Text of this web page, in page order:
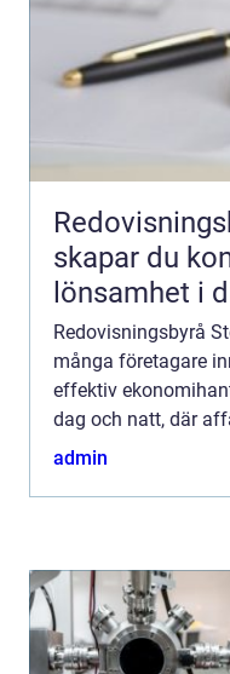
skapar du
lönsamhet i
Redovisningsbyrå
många företagare
effektiv
dag och natt, där
admin